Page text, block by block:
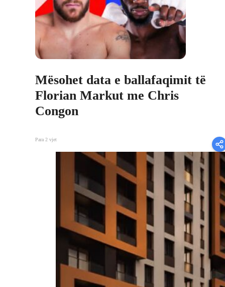
Mësohet data e ballafaqimit të
Florian Markut me Chris
Congon
Para 2 vjet